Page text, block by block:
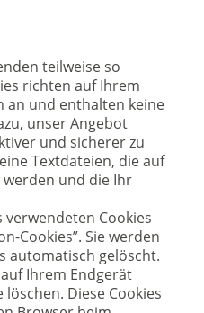
teilweise so
richten auf Ihrem
an und enthalten keine
unser Angebot
und sicherer zu
Textdateien, die auf
und die Ihr
Cookies
Cookies”. Sie werden
automatisch gelöscht.
Ihrem Endgerät
Diese Cookies